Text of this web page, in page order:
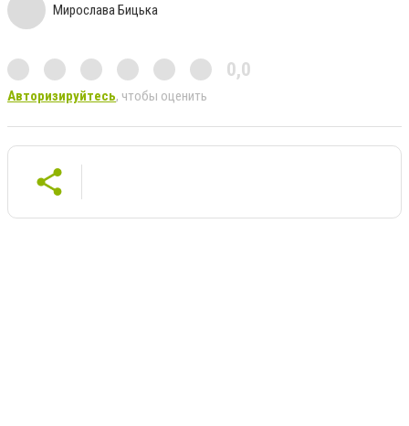
Мирослава Бицька
0,0
Авторизируйтесь, чтобы оценить